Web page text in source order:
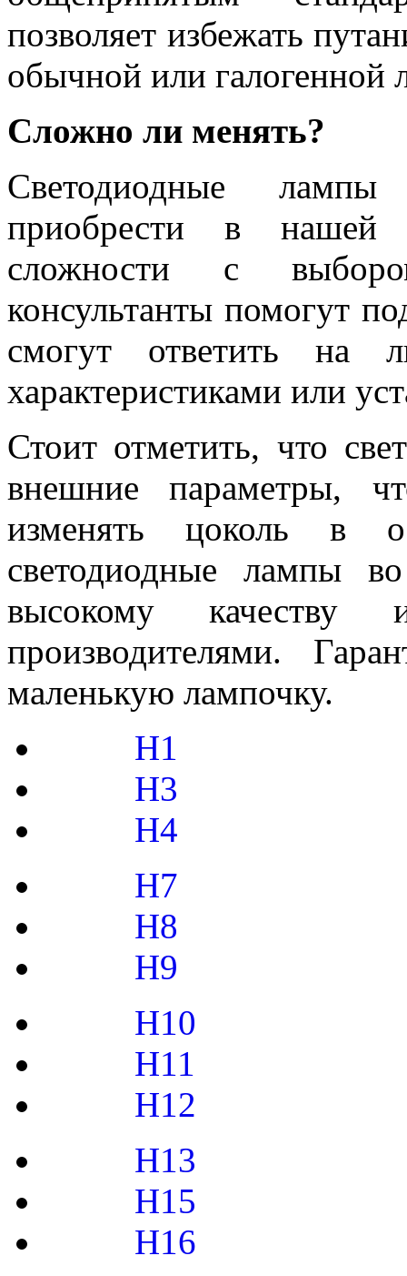
позволяет избежать
обычной или галогенной
Сложно ли менять?
Светодиодные
приобрести в нашей
сложности с
консультанты помогут
смогут ответить на
характеристиками или
Стоит отметить, что
внешние параметры,
изменять цоколь в
светодиодные лампы во
высокому качеству
производителями.
маленькую лампочку.
H1
H3
H4
H7
H8
H9
H10
H11
H12
H13
H15
H16